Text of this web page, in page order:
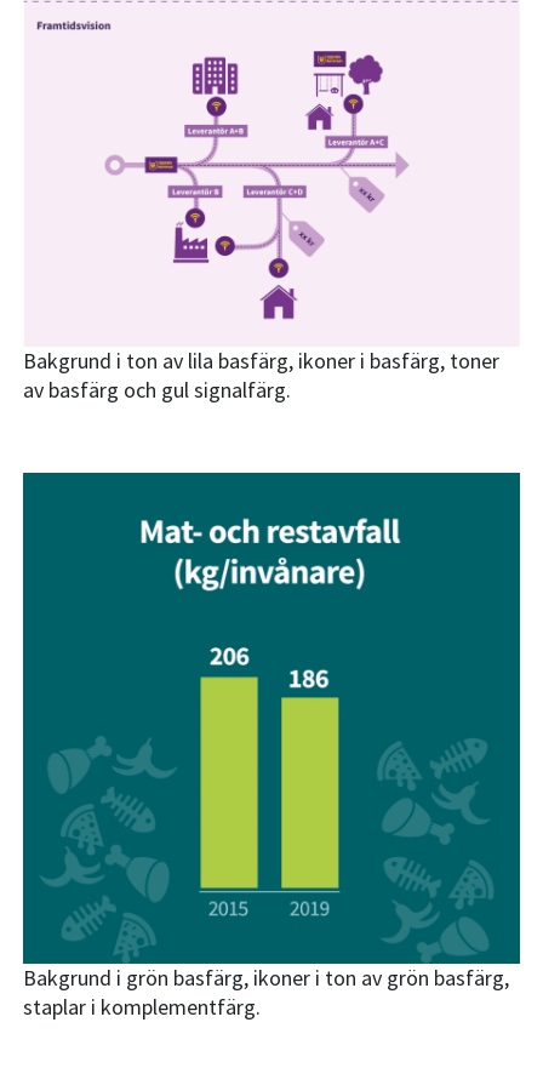
Bakgrund i ton av lila basfärg, ikoner i basfärg, toner
av basfärg och gul signalfärg.
Bakgrund i grön basfärg, ikoner i ton av grön basfärg,
staplar i komplementfärg.